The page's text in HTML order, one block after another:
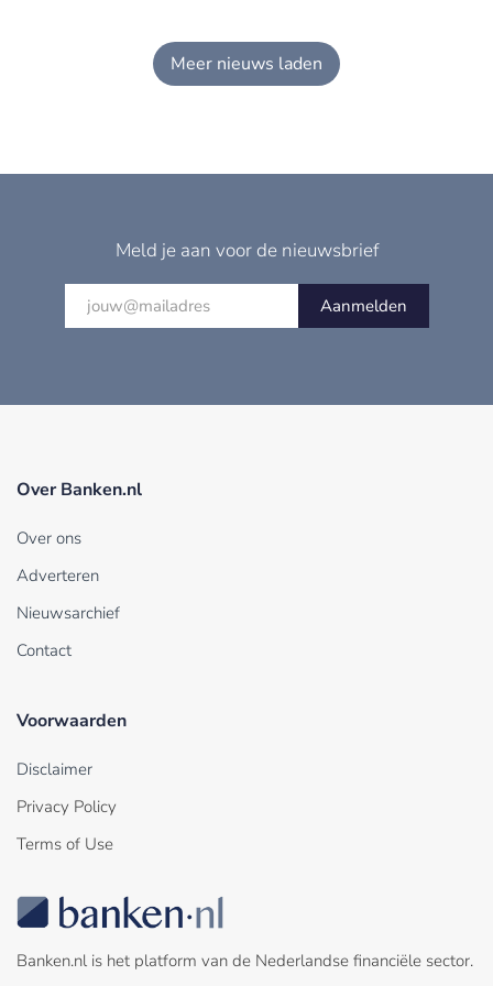
Meer nieuws laden
Meld je aan voor de nieuwsbrief
Aanmelden
Over Banken.nl
Over ons
Adverteren
Nieuwsarchief
Contact
Voorwaarden
Disclaimer
Privacy Policy
Terms of Use
Banken.nl is het platform van de Nederlandse financiële sector.